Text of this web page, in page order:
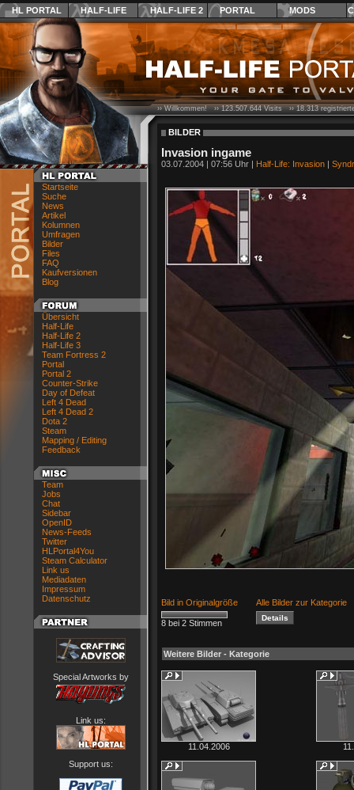
HL PORTAL HALF-LIFE HALF-LIFE 2 PORTAL MODS
Startseite
Suche
News
Artikel
Kolumnen
Umfragen
Bilder
Files
FAQ
Kaufversionen
Blog
Übersicht
Half-Life
Half-Life 2
Half-Life 3
Team Fortress 2
Portal
Portal 2
Counter-Strike
Day of Defeat
Left 4 Dead
Left 4 Dead 2
Dota 2
Steam
Mapping / Editing
Feedback
Team
Jobs
Chat
Sidebar
OpenID
News-Feeds
Twitter
HLPortal4You
Steam Calculator
Link us
Mediadaten
Impressum
Datenschutz
Special Artworks by
Link us:
Support us:
›› Willkommen! ››123.507.644Visits ››18.313
BILDER
Invasion ingame
03.07.2004 | 07:56 Uhr | Half-Life: Invasion |
Bild in Originalgröße Alle Bilder zur Kategorie
8 bei 2 Stimmen
Weitere Bilder - Kategorie
11.04.2006